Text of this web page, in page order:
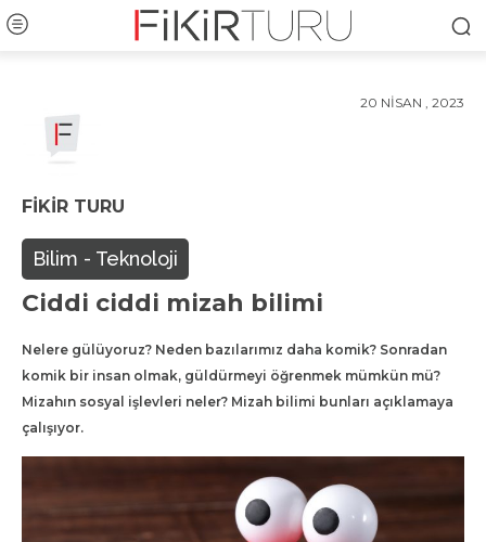
20 NISAN , 2023
FIKIR TURU
Bilim - Teknoloji
Ciddi ciddi mizah bilimi
Nelere gülüyoruz? Neden bazılarımız daha komik? Sonradan
komik bir insan olmak, güldürmeyi öğrenmek mümkün mü?
Mizahın sosyal işlevleri neler? Mizah bilimi bunları açıklamaya
çalışıyor.